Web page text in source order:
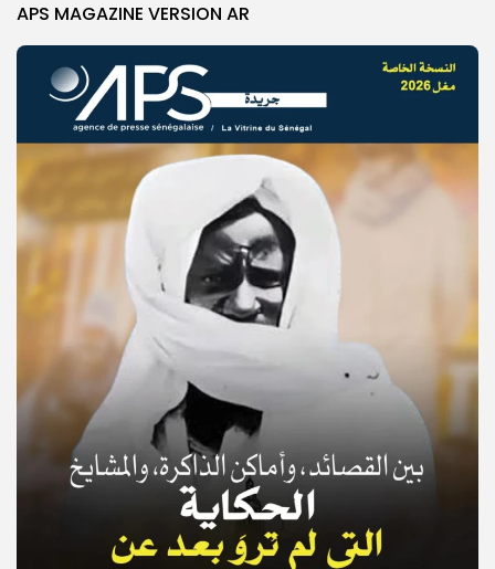
© Copyright 2025, APS
APS MAGAZINE VERSION AR